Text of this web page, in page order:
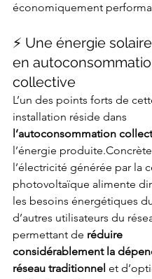
économiquement
⚡ Une énergie
en
collective
L’un des points forts de
installation réside dans
l’autoconsommation
l’énergie
l’électricité générée par la
photovoltaïque alimente
les besoins énergétiques
d’autres utilisateurs du
permettant de réduire
considérablement la
réseau traditionnel et